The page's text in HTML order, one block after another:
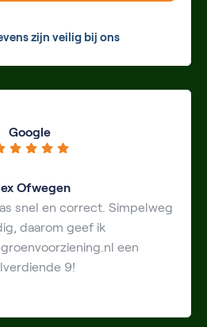
zijn veilig bij ons
Google
Ofwegen
snel en correct. Simpelweg
daarom geef ik
een
9!